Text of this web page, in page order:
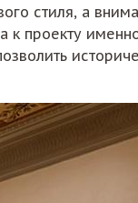
стиля, а
проекту